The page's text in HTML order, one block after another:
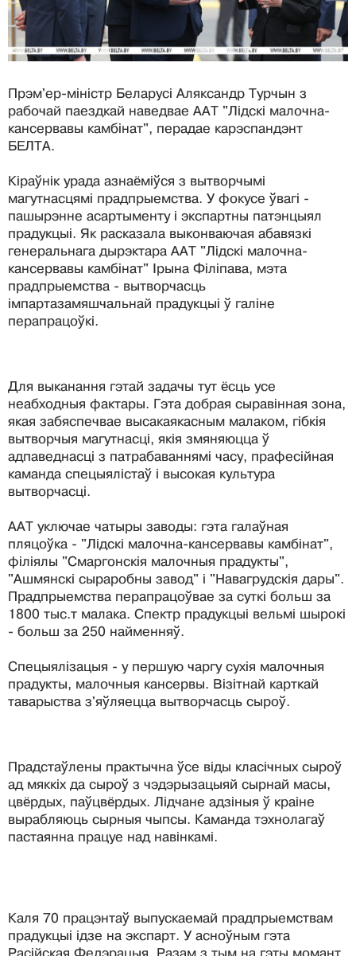
Прэм'ер-міністр Беларусі Аляксандр Турчын з
рабочай паездкай наведвае ААТ "Лідскі малочна-
кансервавы камбінат", перадае карэспандэнт
БЕЛТА.
Кіраўнік урада азнаёміўся ​​з вытворчымі
магутнасцямі прадпрыемства. У фокусе ўвагі -
пашырэнне асартыменту і экспартны патэнцыял
прадукцыі. Як расказала выконваючая абавязкі
генеральнага дырэктара ААТ "Лідскі малочна-
кансервавы камбінат" Ірына Філіпава, мэта
прадпрыемства - вытворчасць
імпартазамяшчальнай прадукцыі ў галіне
перапрацоўкі.
Для выканання гэтай задачы тут ёсць усе
неабходныя фактары. Гэта добрая сыравінная зона,
якая забяспечвае высакаякасным малаком, гібкія
вытворчыя магутнасці, якія змяняюцца ў
адпаведнасці з патрабаваннямі часу, прафесійная
каманда спецыялістаў і высокая культура
вытворчасці.
ААТ уключае чатыры заводы: гэта галаўная
пляцоўка - "Лідскі малочна-кансервавы камбінат",
філіялы "Смаргонскія малочныя прадукты",
"Ашмянскі сыраробны завод" і "Навагрудскія дары".
Прадпрыемства перапрацоўвае за суткі больш за
1800 тыс.т малака. Спектр прадукцыі вельмі шырокі
- больш за 250 найменняў.
Спецыялізацыя - у першую чаргу сухія малочныя
прадукты, малочныя кансервы. Візітнай карткай
таварыства з'яўляецца вытворчасць сыроў.
Прадстаўлены практычна ўсе віды класічных сыроў
ад мяккіх да сыроў з чэдэрызацыяй сырнай масы,
цвёрдых, паўцвёрдых. Лідчане адзіныя ў краіне
вырабляюць сырныя чыпсы. Каманда тэхнолагаў
пастаянна працуе над навінкамі.
Каля 70 працэнтаў выпускаемай прадпрыемствам
прадукцыі ідзе на экспарт. У асноўным гэта